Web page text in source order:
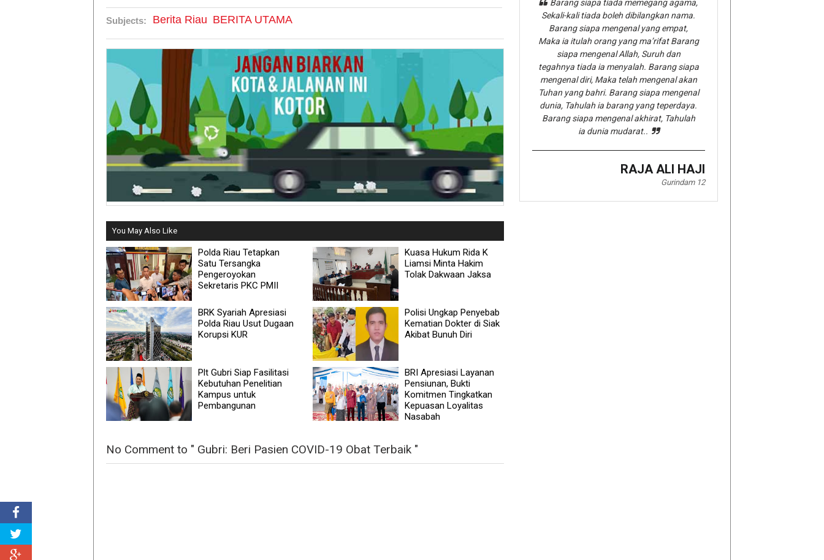
Subjects: Berita Riau BERITA UTAMA
You May Also Like
Polda Riau Tetapkan
Satu Tersangka
Pengeroyokan
Sekretaris PKC PMII
Kuasa Hukum Rida K
Liamsi Minta Hakim
Tolak Dakwaan Jaksa
BRK Syariah Apresiasi
Polda Riau Usut Dugaan
Korupsi KUR
Polisi Ungkap Penyebab
Kematian Dokter di Siak
Akibat Bunuh Diri
Plt Gubri Siap Fasilitasi
Kebutuhan Penelitian
Kampus untuk
Pembangunan
BRI Apresiasi Layanan
Pensiunan, Bukti
Komitmen Tingkatkan
Kepuasan Loyalitas
Nasabah
No Comment to " Gubri: Beri Pasien COVID-19 Obat Terbaik "
Barang siapa tiada memegang agama,
Sekali-kali tiada boleh dibilangkan nama.
Barang siapa mengenal yang empat,
Maka ia itulah orang yang ma’rifat Barang
siapa mengenal Allah, Suruh dan
tegahnya tiada ia menyalah. Barang siapa
mengenal diri, Maka telah mengenal akan
Tuhan yang bahri. Barang siapa mengenal
dunia, Tahulah ia barang yang teperdaya.
Barang siapa mengenal akhirat, Tahulah
ia dunia mudarat..
RAJA ALI HAJI
Gurindam 12